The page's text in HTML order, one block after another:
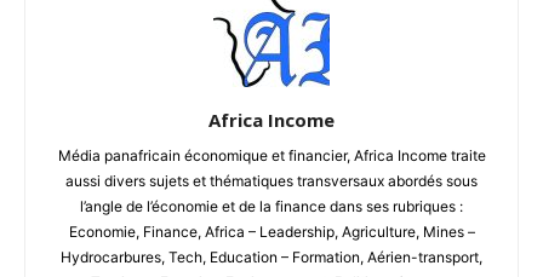
Africa Income
Média panafricain économique et financier, Africa Income traite
aussi divers sujets et thématiques transversaux abordés sous
l’angle de l’économie et de la finance dans ses rubriques :
Economie, Finance, Africa – Leadership, Agriculture, Mines –
Hydrocarbures, Tech, Education – Formation, Aérien-transport,